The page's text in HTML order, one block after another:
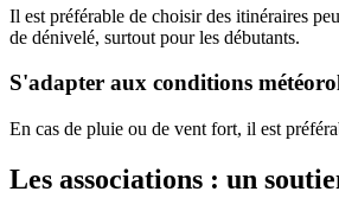
Il est préférable de choisir des itinéraires
de dénivelé, surtout pour les débutants.
S'adapter aux conditions
En cas de pluie ou de vent fort, il est
Les associations : un